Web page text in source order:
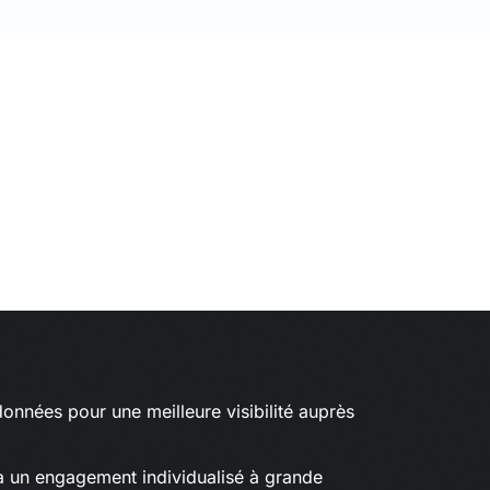
pour une meilleure visibilité auprès
engagement individualisé à grande